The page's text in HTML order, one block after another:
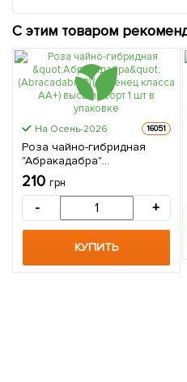
С этим товаром
На Осень-2026 16051
Роза чайно-гибридная
"Абракадабра"
(Abracadabra®) (саженец
класса АА+) высший сорт 1
шт в упаковке
210 грн
- +
КУПИТЬ